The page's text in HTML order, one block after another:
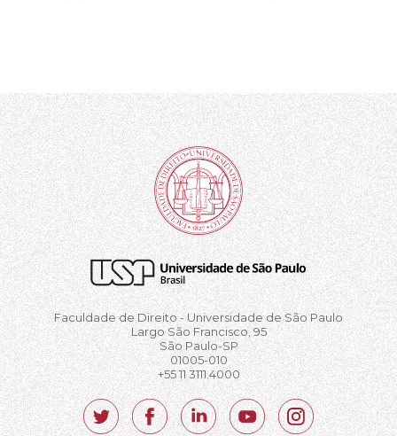
Faculdade de Direito - Universidade de São Paulo
Largo São Francisco, 95
São Paulo-SP
01005-010
+55 11 3111.4000